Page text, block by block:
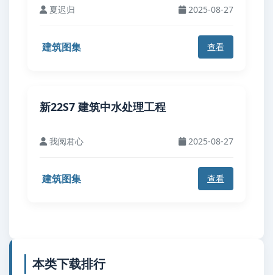
夏迟归 2025-08-27
建筑图集 查看
新22S7 建筑中水处理工程
我阅君心 2025-08-27
建筑图集 查看
本类下载排行